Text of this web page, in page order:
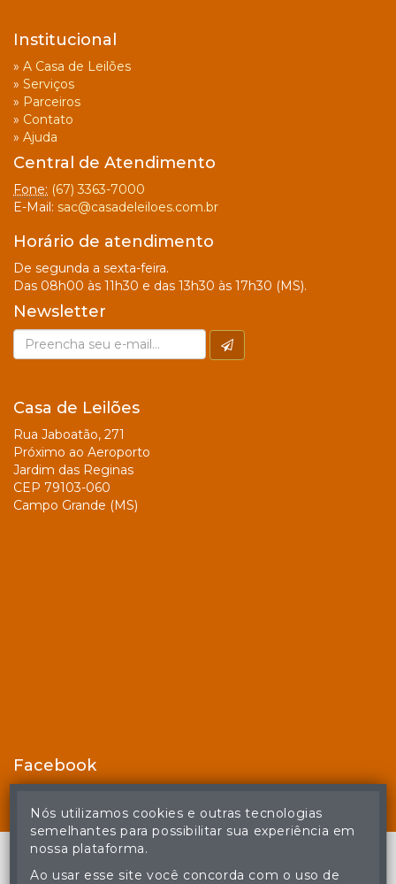
Institucional
» A Casa de Leilões
» Serviços
» Parceiros
» Contato
» Ajuda
Central de Atendimento
Fone: (67) 3363-7000
E-Mail: sac@casadeleiloes.com.br
Horário de atendimento
De segunda a sexta-feira.
Das 08h00 às 11h30 e das 13h30 às 17h30 (MS).
Newsletter
Casa de Leilões
Rua Jaboatão, 271
Próximo ao Aeroporto
Jardim das Reginas
CEP 79103-060
Campo Grande (MS)
Facebook
Nós utilizamos cookies e outras tecnologias
semelhantes para possibilitar sua experiência em
nossa plataforma.
Ao usar esse site você concorda com o uso de